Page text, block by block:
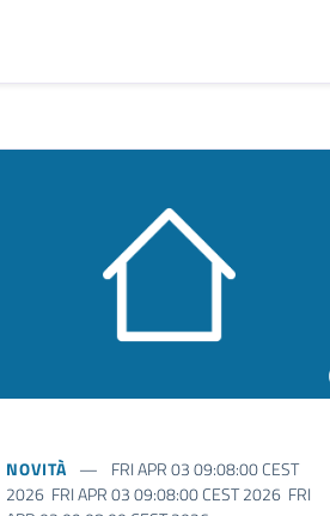
NOVITÀ
FRI APR 03 09:08:00 CEST
2026 FRI APR 03 09:08:00 CEST 2026 FRI